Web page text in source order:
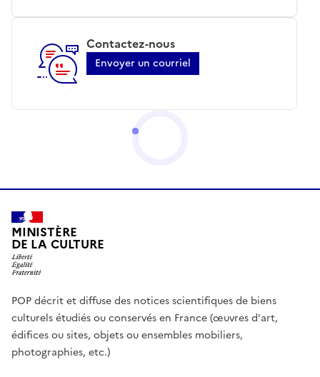
Contactez-nous
Envoyer un courriel
MINISTÈRE
DE LA CULTURE
POP décrit et diffuse des notices scientifiques de biens
culturels étudiés ou conservés en France (œuvres d'art,
édifices ou sites, objets ou ensembles mobiliers,
photographies, etc.)